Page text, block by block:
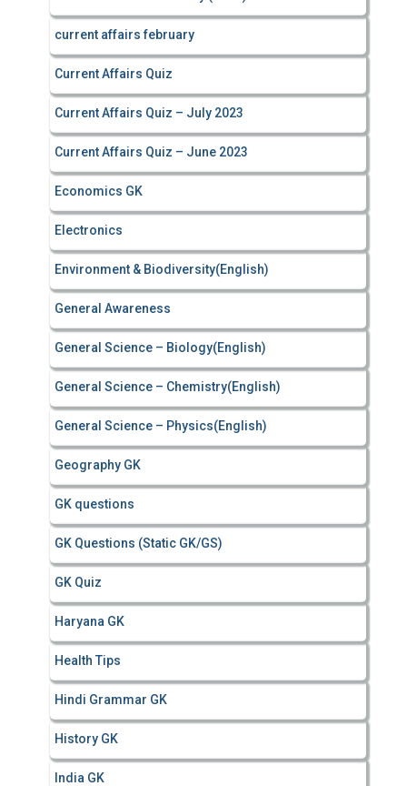
current affairs february
Current Affairs Quiz
Current Affairs Quiz – July 2023
Current Affairs Quiz – June 2023
Economics GK
Electronics
Environment & Biodiversity(English)
General Awareness
General Science – Biology(English)
General Science – Chemistry(English)
General Science – Physics(English)
Geography GK
GK questions
GK Questions (Static GK/GS)
GK Quiz
Haryana GK
Health Tips
Hindi Grammar GK
History GK
India GK